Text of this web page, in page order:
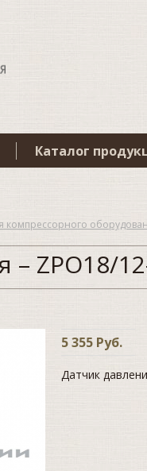
Каталог
компрессорного
– ZPO18/
5 355 Руб.
Датчик